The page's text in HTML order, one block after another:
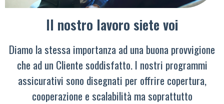
Il nostro lavoro siete voi
Diamo la stessa importanza ad una buona provvigione
che ad un Cliente soddisfatto. I nostri programmi
assicurativi sono disegnati per offrire copertura,
cooperazione e scalabilità ma soprattutto